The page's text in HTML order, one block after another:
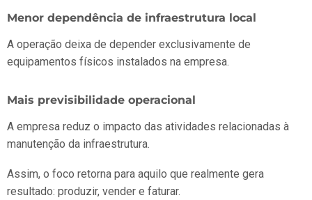
Menor dependência de infraestrutura local
A operação deixa de depender exclusivamente de
equipamentos físicos instalados na empresa.
Mais previsibilidade operacional
A empresa reduz o impacto das atividades relacionadas à
manutenção da infraestrutura.
Assim, o foco retorna para aquilo que realmente gera
resultado: produzir, vender e faturar.